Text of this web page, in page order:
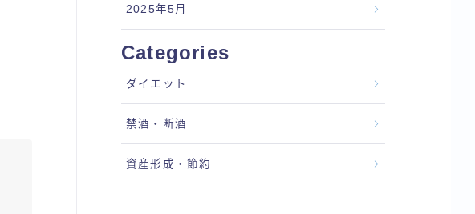
2025年5月
Categories
ダイエット
禁酒・断酒
資産形成・節約